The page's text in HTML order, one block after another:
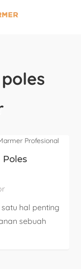
Poles
hal penting
sebuah